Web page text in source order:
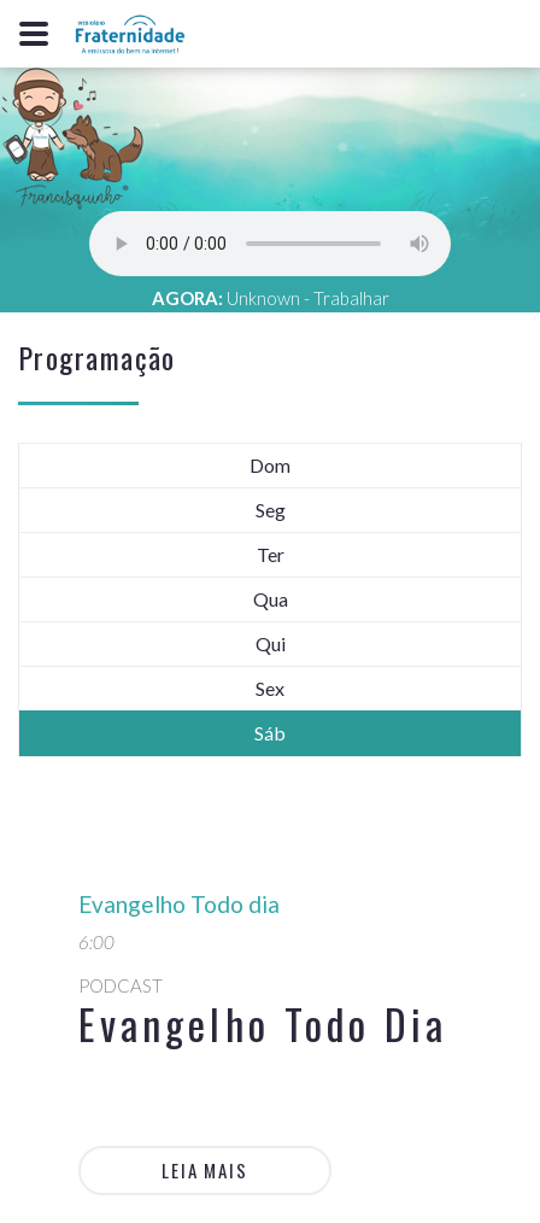
AGORA: Unknown - Trabalhar
Programação
Dom
Seg
Ter
Qua
Qui
Sex
Sáb
Evangelho Todo dia
6:00
PODCAST
Evangelho Todo Dia
LEIA MAIS